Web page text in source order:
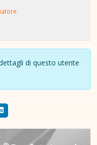
di questo utente